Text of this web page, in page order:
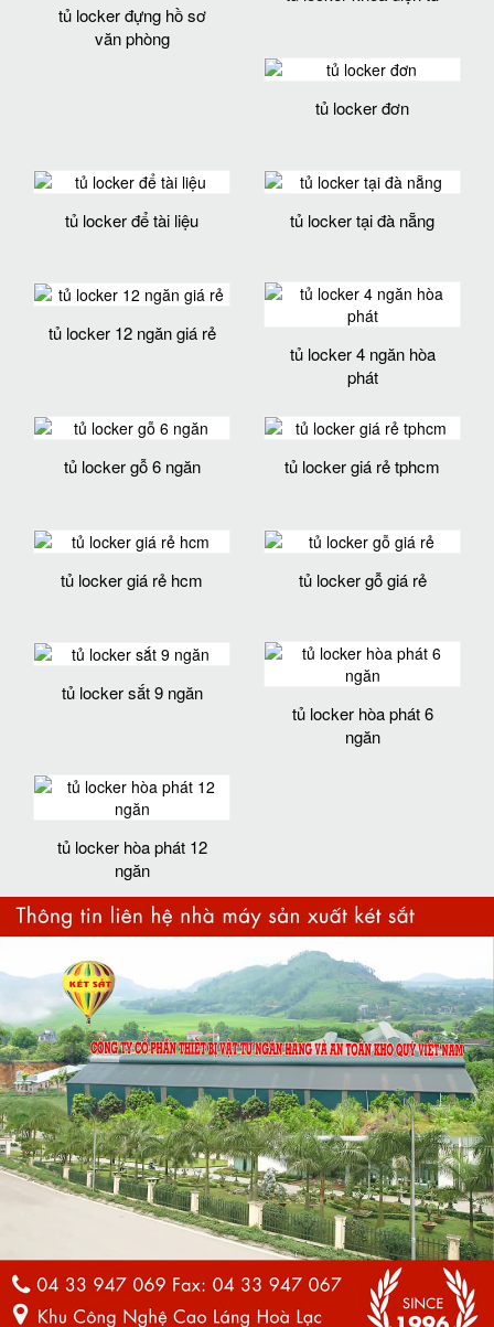
tủ locker đựng hồ sơ
văn phòng
tủ locker đơn
tủ locker để tài liệu tủ locker tại đà nẵng
tủ locker 12 ngăn giá rẻ
tủ locker 4 ngăn hòa
phát
tủ locker gỗ 6 ngăn tủ locker giá rẻ tphcm
tủ locker giá rẻ hcm tủ locker gỗ giá rẻ
tủ locker sắt 9 ngăn
tủ locker hòa phát 6
ngăn
tủ locker hòa phát 12
ngăn